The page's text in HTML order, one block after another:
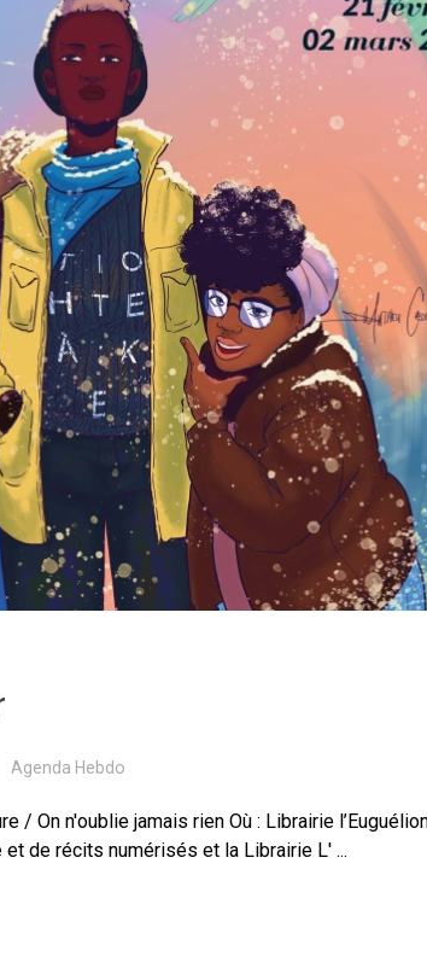
Agenda Hebdo
On n'oublie jamais rien Où : Librairie
de récits numérisés et la Librairie L' ...